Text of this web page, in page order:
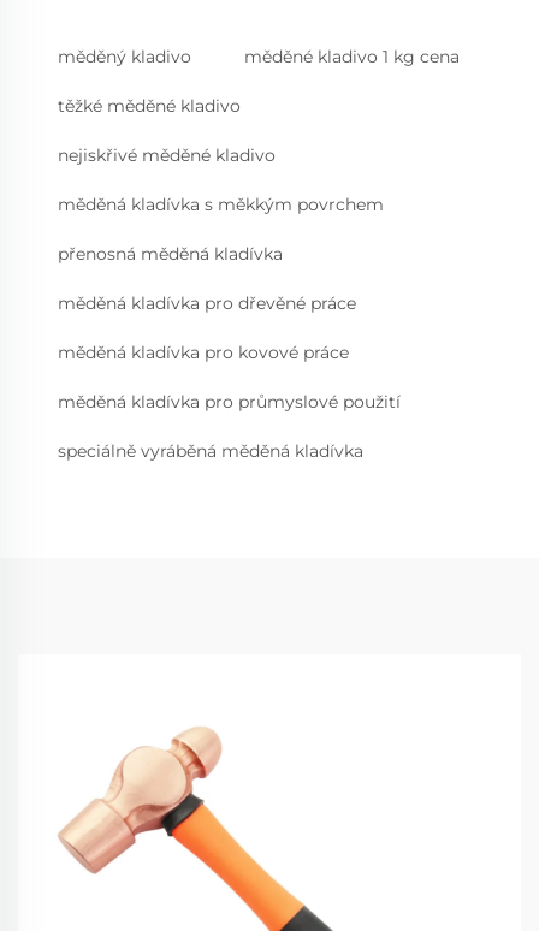
měděný kladivo měděné kladivo 1 kg cena
těžké měděné kladivo
nejiskřivé měděné kladivo
měděná kladívka s měkkým povrchem
přenosná měděná kladívka
měděná kladívka pro dřevěné práce
měděná kladívka pro kovové práce
měděná kladívka pro průmyslové použití
speciálně vyráběná měděná kladívka